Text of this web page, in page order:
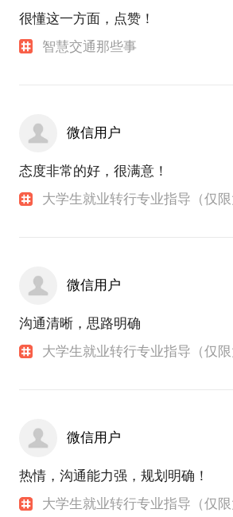
很懂这一方面，点赞！
智慧交通那些事
微信用户
态度非常的好，很满意！
大学生就业转行专业指导（仅限
微信用户
沟通清晰，思路明确
大学生就业转行专业指导（仅限
微信用户
热情，沟通能力强，规划明确！
大学生就业转行专业指导（仅限